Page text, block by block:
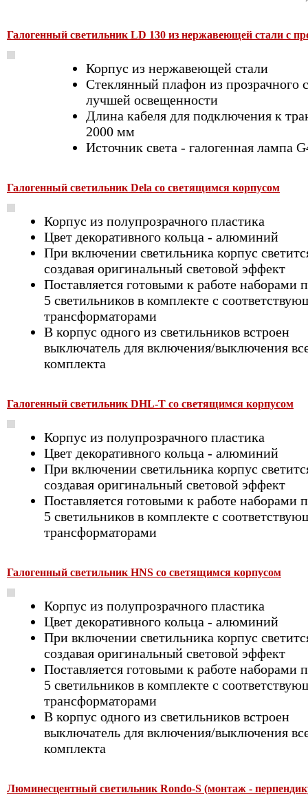
Галогенный светильник LD 130 из нержавеющей стали с
Корпус из нержавеющей стали
Стеклянный плафон из прозрачного
лучшей освещенности
Длина кабеля для подключения к
2000 мм
Источник света - галогенная лампа
Галогенный светильник Dela со светящимся корпусом
Корпус из полупрозрачного пластика
Цвет декоративного кольца - алюминий
При включении светильника корпус
создавая оригинальный световой эффект
Поставляется готовыми к работе наборами
5 светильников в комплекте с
трансформаторами
В корпус одного из светильников встроен
выключатель для включения/выключения
комплекта
Галогенный светильник DHL-T со светящимся корпусом
Корпус из полупрозрачного пластика
Цвет декоративного кольца - алюминий
При включении светильника корпус
создавая оригинальный световой эффект
Поставляется готовыми к работе наборами
5 светильников в комплекте с
трансформаторами
Галогенный светильник HNS со светящимся корпусом
Корпус из полупрозрачного пластика
Цвет декоративного кольца - алюминий
При включении светильника корпус
создавая оригинальный световой эффект
Поставляется готовыми к работе наборами
5 светильников в комплекте с
трансформаторами
В корпус одного из светильников встроен
выключатель для включения/выключения
комплекта
Люминесцентный светильник Rondo-S (монтаж -